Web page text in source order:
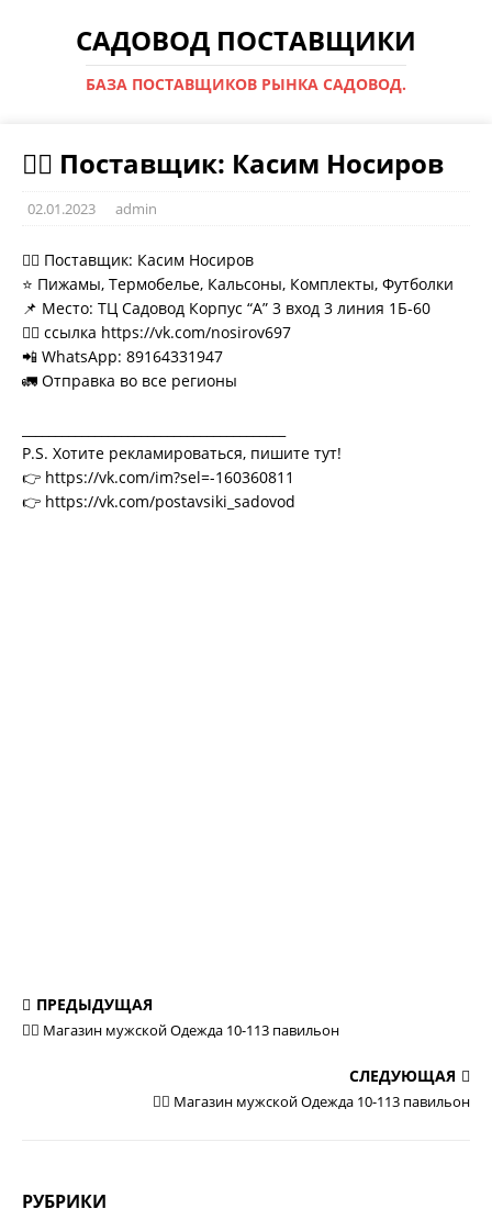
САДОВОД ПОСТАВЩИКИ
БАЗА ПОСТАВЩИКОВ РЫНКА САДОВОД.
💁‍♂ Поставщик: Касим Носиров
02.01.2023 admin
💁‍♂ Поставщик: Касим Носиров
⭐ Пижамы, Термобелье, Кальсоны, Комплекты, Футболки
📌 Место: ТЦ Садовод Корпус “А” 3 вход 3 линия 1Б-60
👉🏻 ссылка https://vk.com/nosirov697
📲 WhatsApp: 89164331947
🚛 Отправка во все регионы
P.S. Хотите рекламироваться, пишите тут!
👉 https://vk.com/im?sel=-160360811
👉 https://vk.com/postavsiki_sadovod
ПРЕДЫДУЩАЯ
💁‍♂ Магазин мужской Одежда 10-113 павильон
СЛЕДУЮЩАЯ
💁‍♂ Магазин мужской Одежда 10-113 павильон
РУБРИКИ